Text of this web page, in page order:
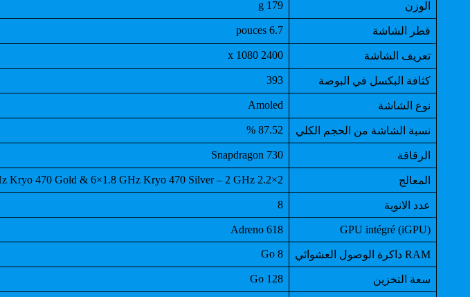
الوزن 179 g
قطر الشاشة 6.7 pouces
تعريف الشاشة 2400 x 1080
كثافة البكسل في البوصة 393
نوع الشاشة Amoled
نسبة الشاشة من الحجم الكلي 87.52 %
الرقاقة Snapdragon 730
المعالج 2×2.2 GHz Kryo 470 Gold & 6×1.8 GHz Kryo 470 Silver – 2 GHz
عدد الانوية 8
GPU intégré (iGPU)
Adreno 618
RAM داكرة الوصول العشوائي 8 Go
سعة التخزين 128 Go